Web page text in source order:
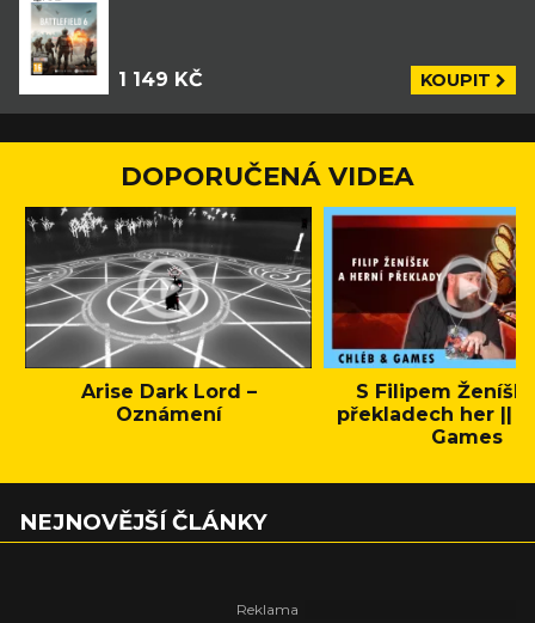
1 149 KČ KOUPIT
DOPORUČENÁ VIDEA
Arise Dark Lord –
Oznámení
S Filipem
překladech her ||
Games
NEJNOVĚJŠÍ ČLÁNKY